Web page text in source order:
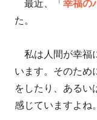
た。
私は人間が幸福
います。そのため
をしたり、あるい
感じていますよね。